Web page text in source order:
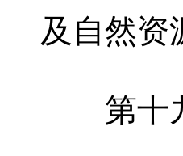
及自然资
第十九